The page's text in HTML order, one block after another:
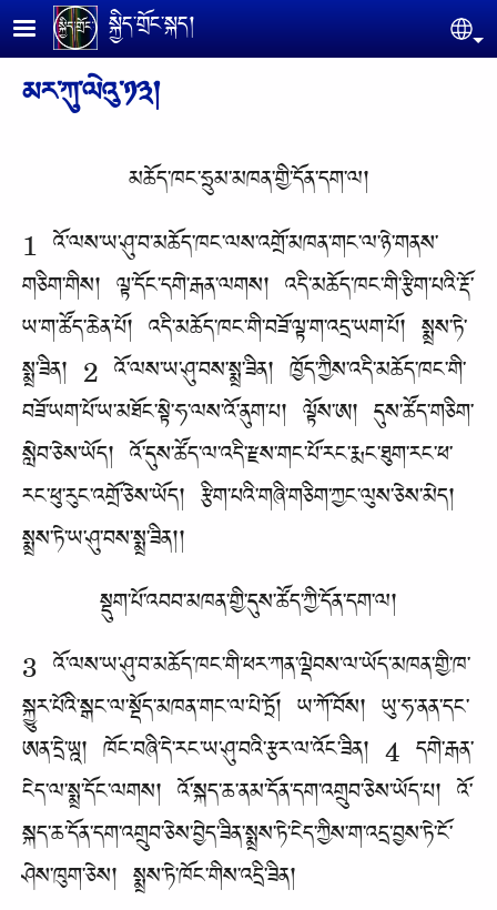
Skip to main content
སྐྱིད་གྲོང་སྐད།
མར་ཀུ་ལེའུ་༡༣།
མཆོད་ཁང་ཧྲུམ་མཁན་གྱི་དོན་དག་ལ།
1 འོ་ལས་ཡ་ཤུ་བ་མཆོད་ཁང་ལས་འགྲོ་མཁན་གང་ལ་ཉེ་གནས་
གཅིག་གིས། ལྟ་དོང་དགེ་རྒན་ལགས། འདི་མཆོད་ཁང་གི་རྩིག་པའི་རྡོ་
ཡ་ག་ཚོད་ཆེན་པོ། འདི་མཆོད་ཁང་གི་བཟོ་ལྟ་ག་འདྲ་ཡག་པོ། སྨྲས་ཏེ་
སྨྲ་ཟིན། 2 འོ་ལས་ཡ་ཤུ་བས་སྨྲ་ཟིན། ཁྱོད་ཀྱིས་འདི་མཆོད་ཁང་གི་
བཟོ་ཡག་པོ་ཡ་མཐོང་སྟེ་ཧ་ལས་འོ་ནུག་པ། ལྟོས་ཨ། དུས་ཚོད་གཅིག་
སླེབ་ཅེས་ཡོད། འོ་དུས་ཚོད་ལ་འདི་རྫས་གང་པོ་རང་རྨང་ཐུག་རང་ཕ་
རང་ཕུ་རུང་འགྲོ་ཅེས་ཡོད། རྩིག་པའི་གཞི་གཅིག་ཀྱང་ལུས་ཅེས་མེད།
སྨྲས་ཏེ་ཡ་ཤུ་བས་སྨྲ་ཟིན།།
སྡུག་པོ་འབབ་མཁན་གྱི་དུས་ཚོད་ཀྱི་དོན་དག་ལ།
3 འོ་ལས་ཡ་ཤུ་བ་མཆོད་ཁང་གི་ཕར་ཀན་ལྡེབས་ལ་ཡོད་མཁན་གྱི་ཁ་
སྐྱུར་པོའི་སྒང་ལ་སྡོད་མཁན་གང་ལ་པེ་ཏྲོ། ཡ་ཀོ་བོས། ཡུ་ཧ་ནན་དང་
ཨན་དྲེ་ཡྰ། ཁོང་བཞི་དེ་རང་ཡ་ཤུ་བའི་རྩར་ལ་འོང་ཟིན། 4 དགེ་རྒན་
ངེད་ལ་སྨྲ་དོང་ལགས། འོ་སྐད་ཆ་ནམ་དོན་དག་འགྲུབ་ཅེས་ཡོད་པ། འོ་
སྐད་ཆ་དོན་དག་འགྲུབ་ཅེས་བྱེད་ཟིན་སྨྲས་ཏེ་ངེད་ཀྱིས་ག་འདྲ་བྱས་ཏེ་ངོ་
ཤེས་ཁུག་ཅེས། སྨྲས་ཏེ་ཁོང་གིས་འདྲི་ཟིན།